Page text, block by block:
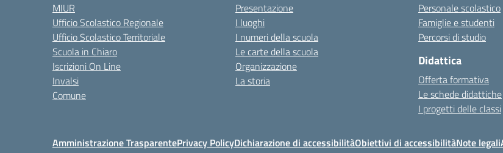
MIUR
Ufficio Scolastico Regionale
Ufficio Scolastico Territoriale
Scuola in Chiaro
Iscrizioni On Line
Invalsi
Comune
Presentazione
I luoghi
I numeri della scuola
Le carte della scuola
Organizzazione
La storia
Personale scolastico
Famiglie e studenti
Percorsi di studio
Didattica
Offerta formativa
Le schede didattiche
I progetti delle classi
Amministrazione TrasparentePrivacy PolicyDichiarazione di accessibilitàObiettivi di accessibilitàNote legali